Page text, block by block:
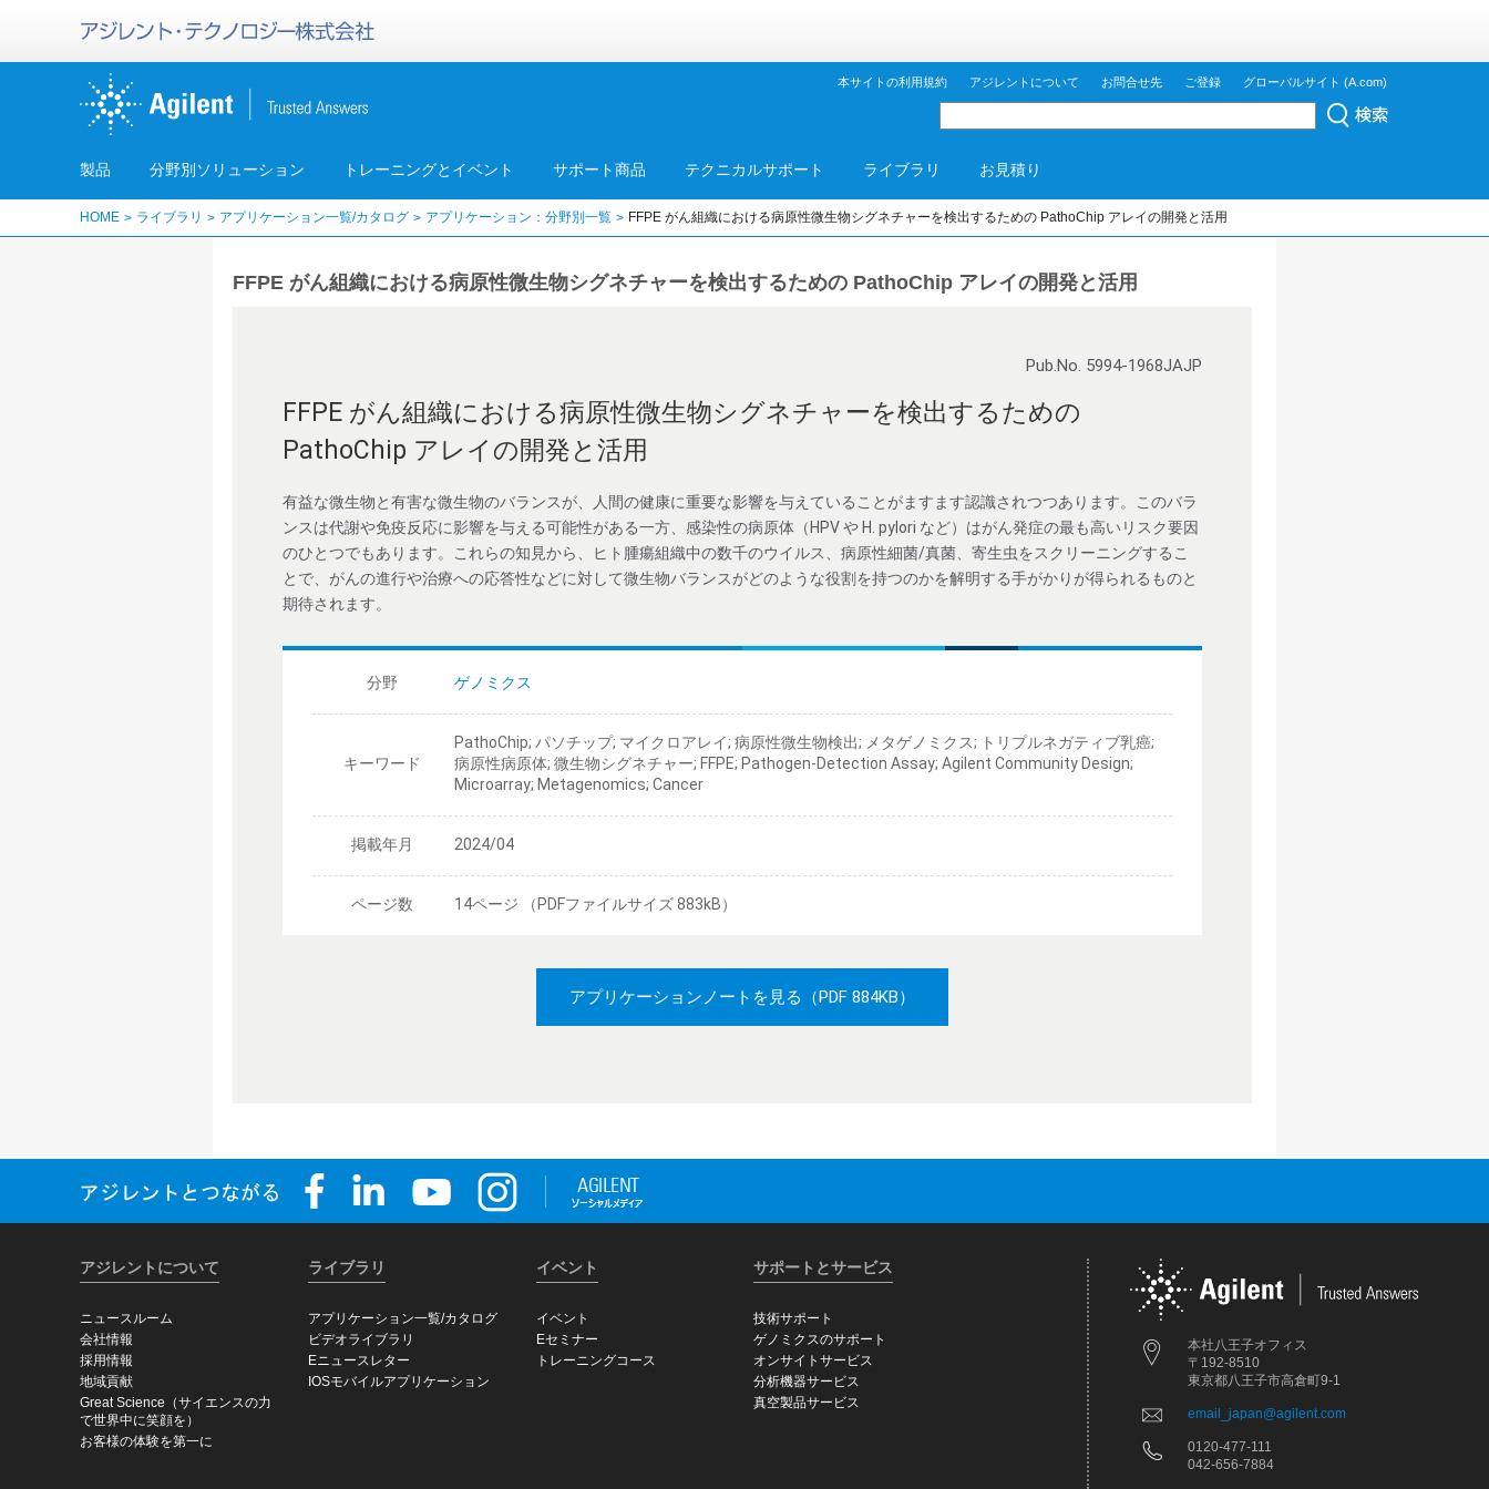
本サイトの利用規約 アジレントについて お問合せ先 ご登録 グローバルサイト (A.com)
製品 分野別ソリューション トレーニングとイベント サポート商品 テクニカルサポート ライブラリ お見積り
HOME ライブラリ アプリケーション一覧/カタログ アプリケーション：分野別一覧 FFPE がん組織における病原性微生物シグネチャーを検出するための PathoChip アレイの開発と活用
FFPE がん組織における病原性微生物シグネチャーを検出するための PathoChip アレイの開発と活用
Pub.No. 5994-1968JAJP
FFPE がん組織における病原性微生物シグネチャーを検出するための
PathoChip アレイの開発と活用
有益な微生物と有害な微生物のバランスが、人間の健康に重要な影響を与えていることがますます認識されつつあります。このバラ
ンスは代謝や免疫反応に影響を与える可能性がある一方、感染性の病原体（HPV や H. pylori など）はがん発症の最も高いリスク要因
のひとつでもあります。これらの知見から、ヒト腫瘍組織中の数千のウイルス、病原性細菌/真菌、寄生虫をスクリーニングするこ
とで、がんの進行や治療への応答性などに対して微生物バランスがどのような役割を持つのかを解明する手がかりが得られるものと
期待されます。
分野 ゲノミクス
キーワード
PathoChip; パソチップ; マイクロアレイ; 病原性微生物検出; メタゲノミクス; トリプルネガティブ乳癌;
病原性病原体; 微生物シグネチャー; FFPE; Pathogen-Detection Assay; Agilent Community Design;
Microarray; Metagenomics; Cancer
掲載年月 2024/04
ページ数 14ページ （PDFファイルサイズ 883kB）
アプリケーションノートを見る （PDF 884KB）
本社八王子オフィス
〒192-8510
東京都八王子市高倉町9-1
email_japan@agilent.com
0120-477-111
042-656-7884
アジレントについて
ニュースルーム
会社情報
採用情報
地域貢献
Great Science（サイエンスの力
で世界中に笑顔を）
お客様の体験を第一に
ライブラリ
アプリケーション一覧/カタログ
ビデオライブラリ
Eニュースレター
IOSモバイルアプリケーション
イベント
イベント
Eセミナー
トレーニングコース
サポートとサービス
技術サポート
ゲノミクスのサポート
オンサイトサービス
分析機器サービス
真空製品サービス